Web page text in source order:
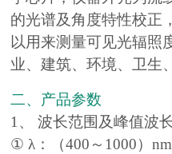
的光谱及角度特性校正
以用来测量可见光辐照
业、建筑、环境、卫生
二、产品参数
1、 波长范围及峰值波
① λ：（400～1000）nm